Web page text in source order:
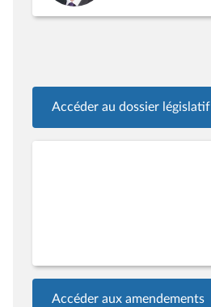
Accéder au dossier législatif
Accéder aux amendements